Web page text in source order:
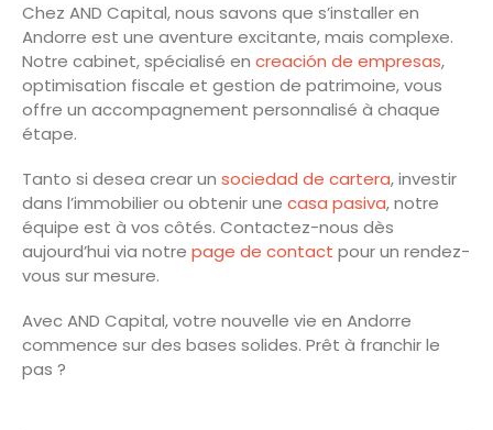
Chez AND Capital, nous savons que s’installer en
Andorre est une aventure excitante, mais complexe.
Notre cabinet, spécialisé en creación de empresas,
optimisation fiscale et gestion de patrimoine, vous
offre un accompagnement personnalisé à chaque
étape.
Tanto si desea crear un sociedad de cartera, investir
dans l’immobilier ou obtenir une casa pasiva, notre
équipe est à vos côtés. Contactez-nous dès
aujourd’hui via notre page de contact pour un rendez-
vous sur mesure.
Avec AND Capital, votre nouvelle vie en Andorre
commence sur des bases solides. Prêt à franchir le
pas ?